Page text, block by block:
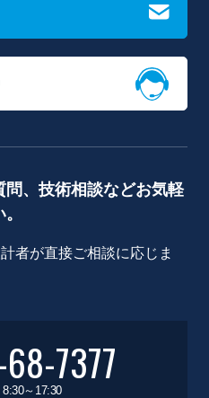
、技術相談などお気軽
者が直接ご相談に応じま
7377
～17:30